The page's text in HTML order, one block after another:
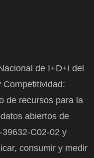
de I+D+i del
Competitividad:
de recursos para la
abiertos de
C02-02 y
consumir y medir